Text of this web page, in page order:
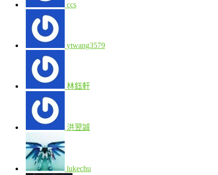
ccs
ytwang3579
林鈺軒
洪翌誠
lukechu